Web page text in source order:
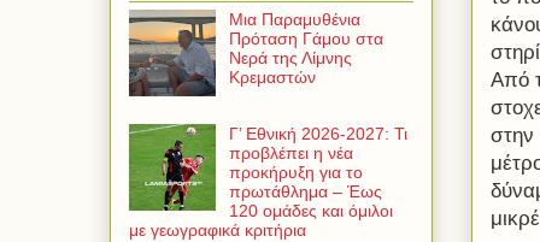
Από
στην
Μια Παραμυθένια
Πρόταση Γάμου στα
Νερά της Λίμνης
Κρεμαστών
Γ’ Εθνική 2026-2027: Τι
προβλέπει η νέα
προκήρυξη για το
πρωτάθλημα – Έως
120 ομάδες και όμιλοι
με γεωγραφικά κριτήρια